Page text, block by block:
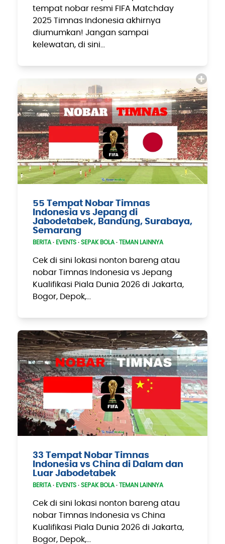
tempat nobar resmi FIFA Matchday
2025 Timnas Indonesia akhirnya
diumumkan! Jangan sampai
kelewatan, di sini…
55 Tempat Nobar Timnas
Indonesia vs Jepang di
Jabodetabek, Bandung, Surabaya,
Semarang
BERITA· EVENTS· SEPAK BOLA· TEMAN LAINNYA
Cek di sini lokasi nonton bareng atau
nobar Timnas Indonesia vs Jepang
Kualifikasi Piala Dunia 2026 di Jakarta,
Bogor, Depok,…
33 Tempat Nobar Timnas
Indonesia vs China di Dalam dan
Luar Jabodetabek
BERITA· EVENTS· SEPAK BOLA· TEMAN LAINNYA
Cek di sini lokasi nonton bareng atau
nobar Timnas Indonesia vs China
Kualifikasi Piala Dunia 2026 di Jakarta,
Bogor, Depok,…